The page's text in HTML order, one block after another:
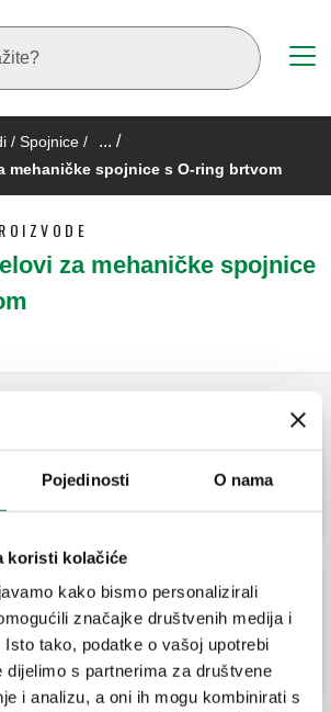
Pojedinosti O nama
koristi kolačiće
kako bismo personalizirali
značajke društvenih medija i
tako, podatke o vašoj upotrebi
dijelimo s partnerima za društvene
i analizu, a oni ih mogu kombinirati s
/ Spojnice / ... /
mehaničke spojnice s O-ring brtvom
za mehaničke spojnice
O-prsten.
O-prsten.